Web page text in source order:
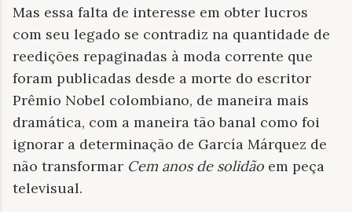
Mas essa falta de interesse em obter lucros
com seu legado se contradiz na quantidade de
reedições repaginadas à moda corrente que
foram publicadas desde a morte do escritor
Prêmio Nobel colombiano, de maneira mais
dramática, com a maneira tão banal como foi
ignorar a determinação de García Márquez de
não transformar Cem anos de solidão em peça
televisual.